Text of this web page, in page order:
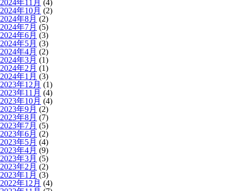
2024年11月 (4)
2024年10月 (2)
2024年8月 (2)
2024年7月 (5)
2024年6月 (3)
2024年5月 (3)
2024年4月 (2)
2024年3月 (1)
2024年2月 (1)
2024年1月 (3)
2023年12月 (1)
2023年11月 (4)
2023年10月 (4)
2023年9月 (2)
2023年8月 (7)
2023年7月 (5)
2023年6月 (2)
2023年5月 (4)
2023年4月 (9)
2023年3月 (5)
2023年2月 (2)
2023年1月 (3)
2022年12月 (4)